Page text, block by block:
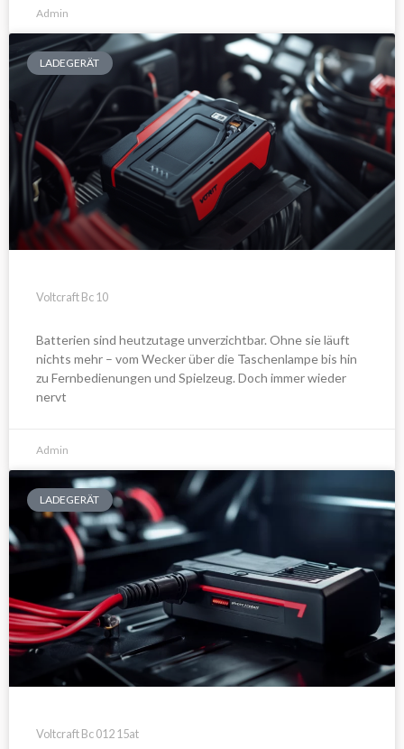
Admin
LADEGERÄT
Voltcraft Bc 10
Batterien sind heutzutage unverzichtbar. Ohne sie läuft
nichts mehr – vom Wecker über die Taschenlampe bis hin
zu Fernbedienungen und Spielzeug. Doch immer wieder
nervt
Admin
LADEGERÄT
Voltcraft Bc 012 15at